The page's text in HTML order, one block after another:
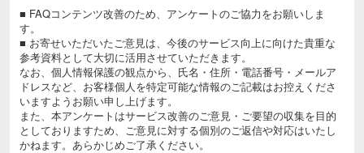
■ FAQコンテンツ改善のため、アンケートのご協力をお願いしま
す。
■ お寄せいただいたご意見は、今後のサービス向上に向けた貴重な
参考資料として大切に活用させていただきます。
なお、個人情報保護の観点から、氏名・住所・電話番号・メールア
ドレスなど、お客様個人を特定可能な情報のご記載はお控えくださ
いますようお願い申し上げます。
また、本アンケートはサービス改善のご意見・ご要望の収集を目的
としておりますため、ご意見に対する個別のご返信や対応はいたし
かねます。あらかじめご了承ください。